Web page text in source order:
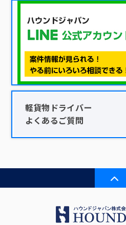
軽貨物ドライバー
よくあるご質問